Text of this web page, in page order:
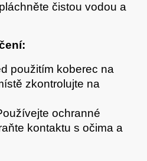
čistou vodou a
použitím koberec na
zkontrolujte na
ochranné
kontaktu s očima a